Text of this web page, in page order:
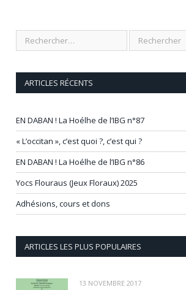
ARTICLES RÉCENTS
EN DABAN ! La Hoélhe de l’IBG n°87
« L’occitan », c’est quoi ?, c’est qui ?
EN DABAN ! La Hoélhe de l’IBG n°86
Yocs Flouraus (Jeux Floraux) 2025
Adhésions, cours et dons
ARTICLES LES PLUS POPULAIRES
13 NOVEMBRE 2017